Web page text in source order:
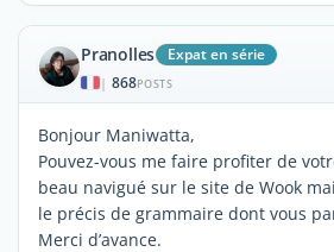
Pranolles Expat en série
| 868POSTS
Bonjour Maniwatta,
Pouvez-vous me faire profiter de
beau navigué sur le site de Wook
le précis de grammaire dont vous
Merci d’avance.